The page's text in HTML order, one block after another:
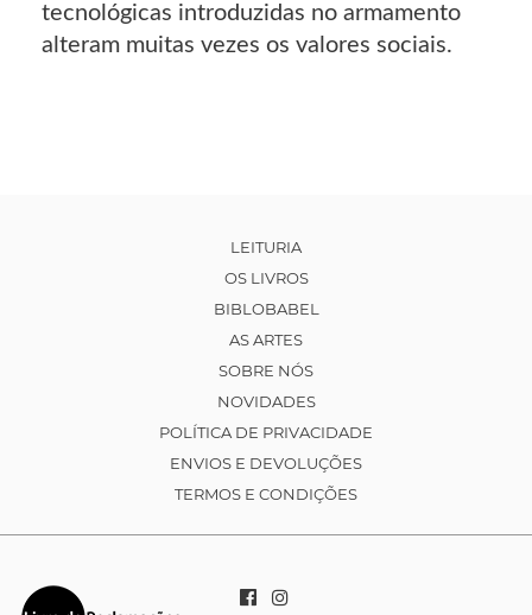
tecnológicas introduzidas no armamento
alteram muitas vezes os valores sociais.
LEITURIA
OS LIVROS
BIBLOBABEL
AS ARTES
SOBRE NÓS
NOVIDADES
POLÍTICA DE PRIVACIDADE
ENVIOS E DEVOLUÇÕES
TERMOS E CONDIÇÕES